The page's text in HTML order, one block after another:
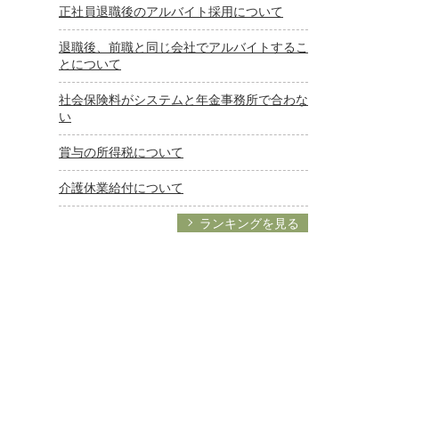
正社員退職後のアルバイト採用について
退職後、前職と同じ会社でアルバイトするこ
とについて
社会保険料がシステムと年金事務所で合わな
い
賞与の所得税について
介護休業給付について
ランキングを見る